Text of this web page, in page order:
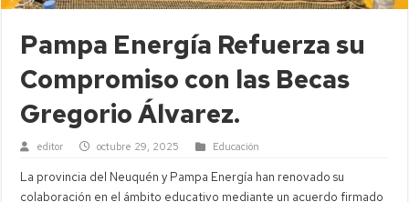
Pampa Energía Refuerza su
Compromiso con las Becas
Gregorio Álvarez.
editor octubre 29, 2025 Educación
La provincia del Neuquén y Pampa Energía han renovado su
colaboración en el ámbito educativo mediante un acuerdo firmado